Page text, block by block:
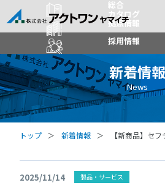
総合
カタログ
拠点情報
採用情報
新着情報
News
トップ 新着情報
【新商品】セ
2025/11/14 製品・サービス